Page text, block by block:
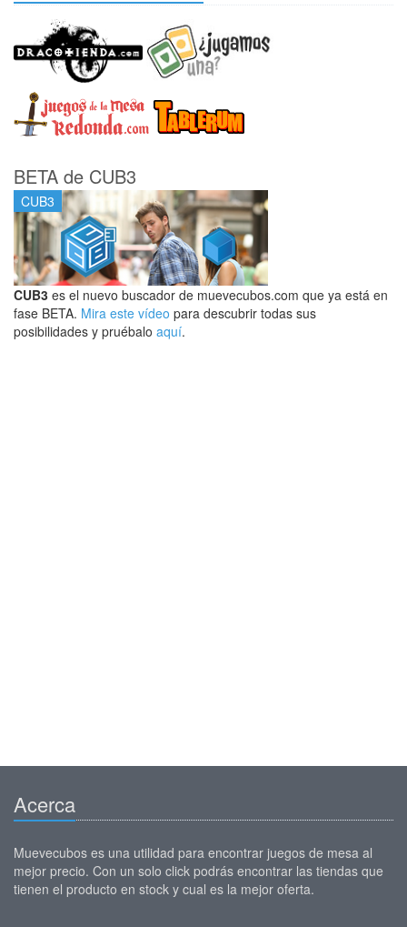
BETA de CUB3
CUB3
CUB3 es el nuevo buscador de muevecubos.com que ya está en
fase BETA. Mira este vídeo para descubrir todas sus
posibilidades y pruébalo aquí.
Acerca
Muevecubos es una utilidad para encontrar juegos de mesa al
mejor precio. Con un solo click podrás encontrar las tiendas que
tienen el producto en stock y cual es la mejor oferta.